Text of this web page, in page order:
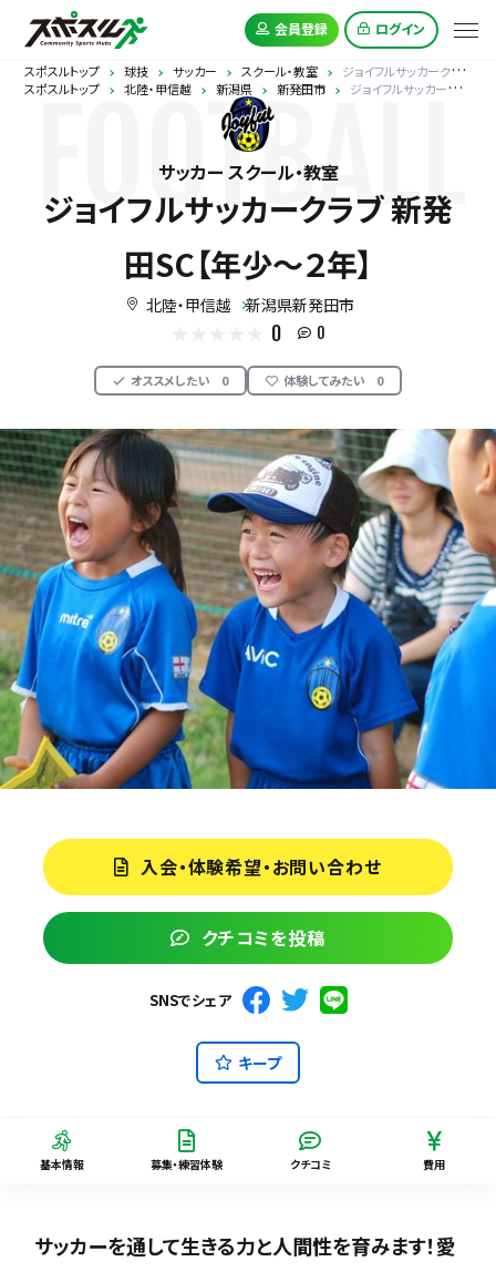
会員登録 ログイン
スポスルトップ 球技 サッカー スクール・教室
ジョイフルサッカークラブ 新発田SC【年少～２年】
スポスルトップ
北陸・甲信越 新潟県 新発田市 ジョイフルサッカークラブ 新発田SC【年少～２年】
FOOTBALL
サッカー スクール・教室
ジョイフルサッカークラブ 新発
田SC【年少～２年】
北陸・甲信越 新潟県新発田市
0 0
オススメしたい 0 体験してみたい 0
入会・体験希望・お問い合わせ
クチコミを投稿
SNSでシェア
キープ
基本情報 募集・練習体験 クチコミ 費用
サッカーを通して生きる力と人間性を育みます！愛